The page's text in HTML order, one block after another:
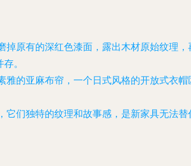
原有的深红色漆面，露出木材原始纹理
。
的亚麻布帘，一个日式风格的开放式衣
们独特的纹理和故事感，是新家具无法